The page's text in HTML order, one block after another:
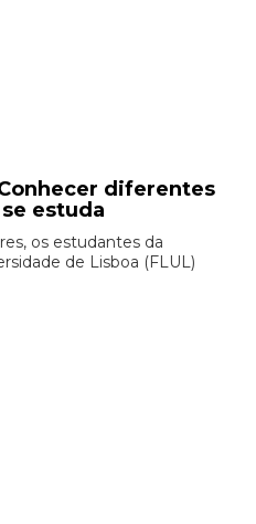
diferentes
estuda
os estudantes da
de Lisboa (FLUL)